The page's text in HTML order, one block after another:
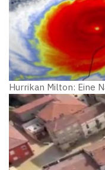
Hurrikan Milton: Eine